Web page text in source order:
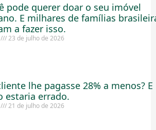
pode querer doar o seu imóvel
E milhares de famílias
a fazer isso.
23 de julho de 2026
lhe pagasse 28% a menos? E
estaria errado.
21 de julho de 2026